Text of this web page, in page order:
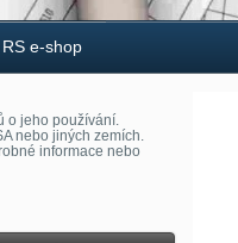
RS e-shop
o jeho používání.
nebo jiných zemích.
informace nebo